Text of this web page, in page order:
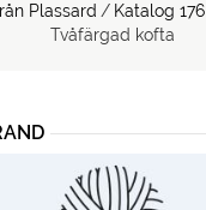
Plassard / Katalog 176
Tvåfärgad kofta